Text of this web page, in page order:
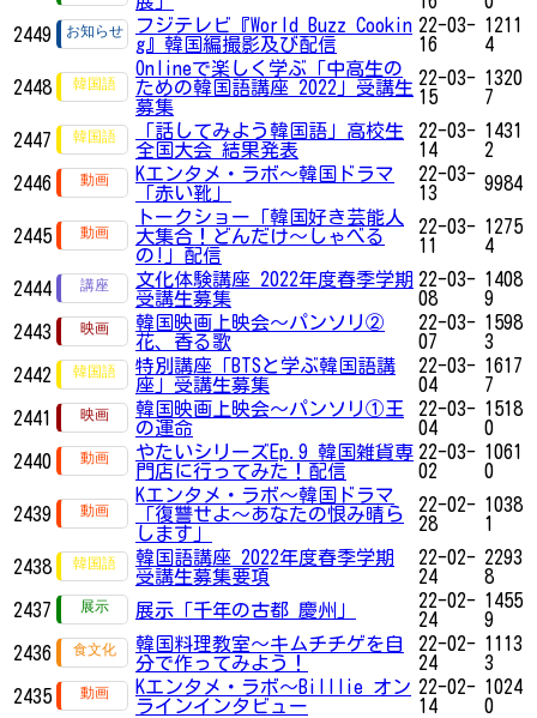
2449
フジテレビ『World Buzz Cookin
g』韓国編撮影及び配信
22-03-
16
1211
4
2448
Onlineで楽しく学ぶ「中高生の
ための韓国語講座 2022」受講生
募集
22-03-
15
1320
7
2447
「話してみよう韓国語」高校生
全国大会 結果発表
22-03-
14
1431
2
2446
Kエンタメ・ラボ～韓国ドラマ
「赤い靴」
22-03-
13
9984
2445
トークショー「韓国好き芸能人
大集合！どんだけ～しゃべる
の!」配信
22-03-
11
1275
4
2444
文化体験講座 2022年度春季学期
受講生募集
22-03-
08
1408
9
2443
韓国映画上映会〜パンソリ②
花、香る歌
22-03-
07
1598
3
2442
特別講座「BTSと学ぶ韓国語講
座」受講生募集
22-03-
04
1617
7
2441
韓国映画上映会〜パンソリ①王
の運命
22-03-
04
1518
0
2440
やたいシリーズEp.9 韓国雑貨専
門店に行ってみた！配信
22-03-
02
1061
0
2439
Kエンタメ・ラボ～韓国ドラマ
「復讐せよ～あなたの恨み晴ら
します」
22-02-
28
1038
1
2438
韓国語講座 2022年度春季学期
受講生募集要項
22-02-
24
2293
8
2437
展示「千年の古都 慶州」
22-02-
24
1455
9
2436
韓国料理教室〜キムチチゲを自
分で作ってみよう！
22-02-
24
1113
3
2435
Kエンタメ・ラボ～Billlie オン
ラインインタビュー
22-02-
14
1024
0